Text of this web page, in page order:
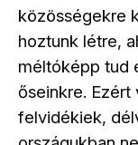
közösségekre
hoztunk létre,
méltóképp tud
őseinkre. Ezért
felvidékiek,